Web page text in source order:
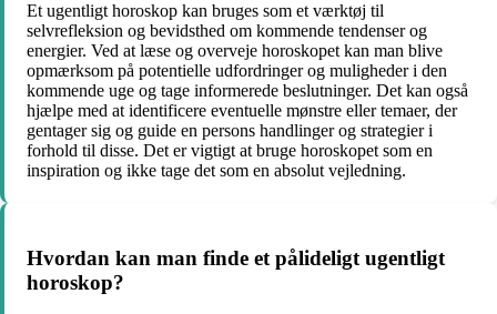
Et ugentligt horoskop kan bruges som et værktøj til
selvrefleksion og bevidsthed om kommende tendenser og
energier. Ved at læse og overveje horoskopet kan man blive
opmærksom på potentielle udfordringer og muligheder i den
kommende uge og tage informerede beslutninger. Det kan også
hjælpe med at identificere eventuelle mønstre eller temaer, der
gentager sig og guide en persons handlinger og strategier i
forhold til disse. Det er vigtigt at bruge horoskopet som en
inspiration og ikke tage det som en absolut vejledning.
Hvordan kan man finde et pålideligt ugentligt
horoskop?